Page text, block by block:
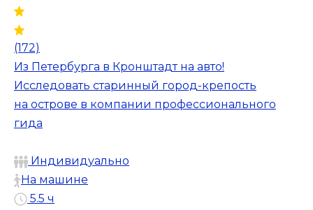
(172)
Из Петербурга в Кронштадт на авто!
Исследовать старинный город-крепость
на острове в компании профессионального
гида
Индивидуально
На машине
5.5 ч